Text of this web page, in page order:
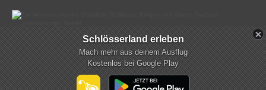
Dresdner Zwinger im Netz
Schlösserland erleben
Mach mehr aus deinem Ausflug
Kostenlos bei Google Play
mehr